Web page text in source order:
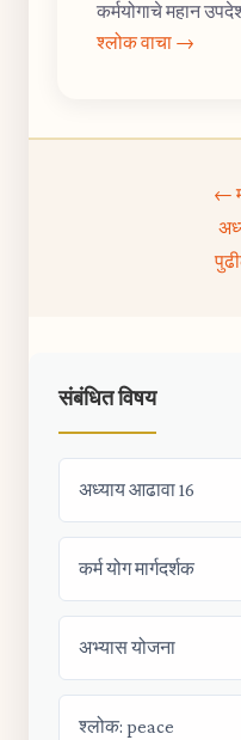
कर्मयोगाचे महान
श्लोक वाचा →
←
संबंधित विषय
अध्याय आढावा 16
कर्म योग मार्गदर्शक
अभ्यास योजना
श्लोक: peace